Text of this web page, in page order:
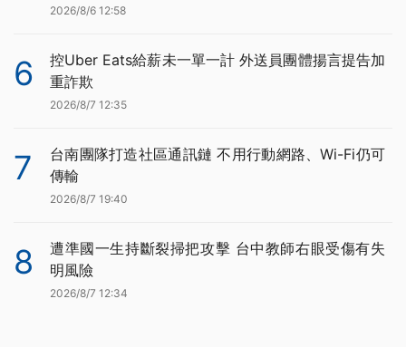
2026/8/6 12:58
6
控Uber Eats給薪未一單一計 外送員團體揚言提告加
重詐欺
2026/8/7 12:35
7
台南團隊打造社區通訊鏈 不用行動網路、Wi-Fi仍可
傳輸
2026/8/7 19:40
8
遭準國一生持斷裂掃把攻擊 台中教師右眼受傷有失
明風險
2026/8/7 12:34